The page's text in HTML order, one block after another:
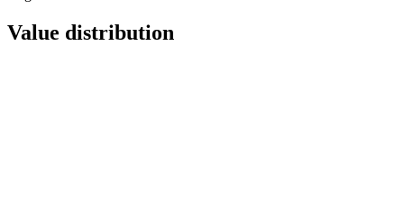
Value distribution